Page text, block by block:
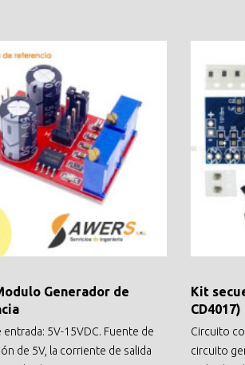
Generador de
5V-15VDC. Fuente de
de 5V, la corriente de salida
Kit
CD4017)
Circuito
circuito